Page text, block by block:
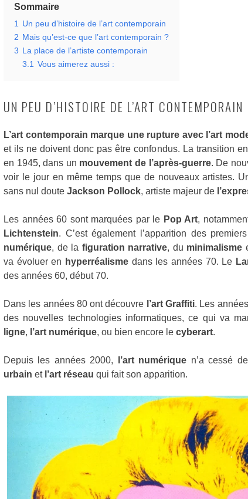
Sommaire
1
Un peu d’histoire de l’art contemporain
2 Mais qu’est-ce que l’art contemporain ?
3 La place de l’artiste contemporain
3.1 Vous aimerez aussi :
UN PEU D’HISTOIRE DE L’ART CONTEMPORAIN
L’art contemporain marque une rupture avec l’art
et ils ne doivent donc pas être confondus. La transition
en 1945, dans un mouvement de l’après-guerre. De
voir le jour en même temps que de nouveaux artistes.
sans nul doute Jackson Pollock, artiste majeur de
Les années 60 sont marquées par le Pop Art,
Lichtenstein. C’est également l’apparition des premiers
numérique, de la figuration narrative, du minimalisme
va évoluer en hyperréalisme dans les années 70. Le
des années 60, début 70.
Dans les années 80 ont découvre l’art Graffiti. Les
des nouvelles technologies informatiques, ce qui va
ligne, l’art numérique, ou bien encore le cyberart.
Depuis les années 2000, l’art numérique n’a cessé
urbain et l’art réseau qui fait son apparition.